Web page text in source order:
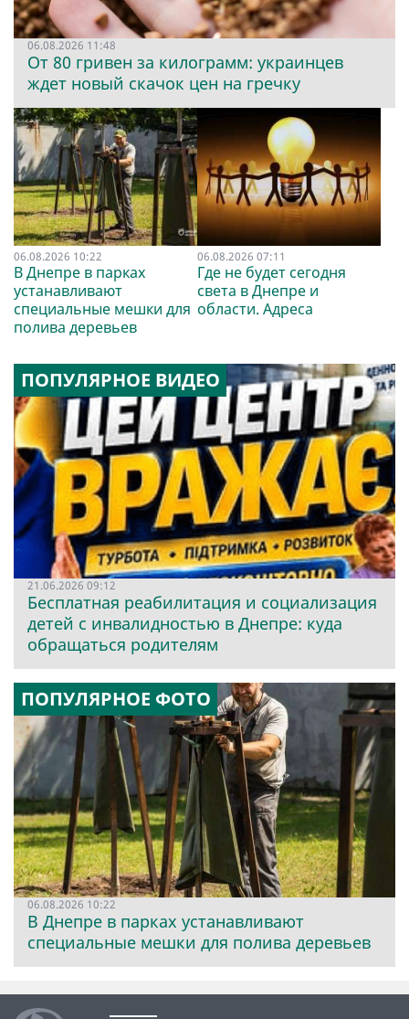
06.08.2026 11:48
От 80 гривен за килограмм: украинцев
ждет новый скачок цен на гречку
06.08.2026 10:22
В Днепре в парках
устанавливают
специальные мешки для
полива деревьев
06.08.2026 07:11
Где не будет сегодня
света в Днепре и
области. Адреса
ПОПУЛЯРНОЕ ВИДЕО
21.06.2026 09:12
Бесплатная реабилитация и социализация
детей с инвалидностью в Днепре: куда
обращаться родителям
ПОПУЛЯРНОЕ ФОТО
06.08.2026 10:22
В Днепре в парках устанавливают
специальные мешки для полива деревьев